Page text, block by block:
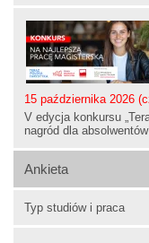
15 października 2026
V edycja konkursu
nagród dla
Ankieta
Typ studiów i praca